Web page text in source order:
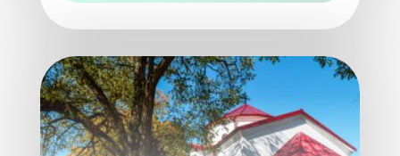
70
Спорт и рекреација